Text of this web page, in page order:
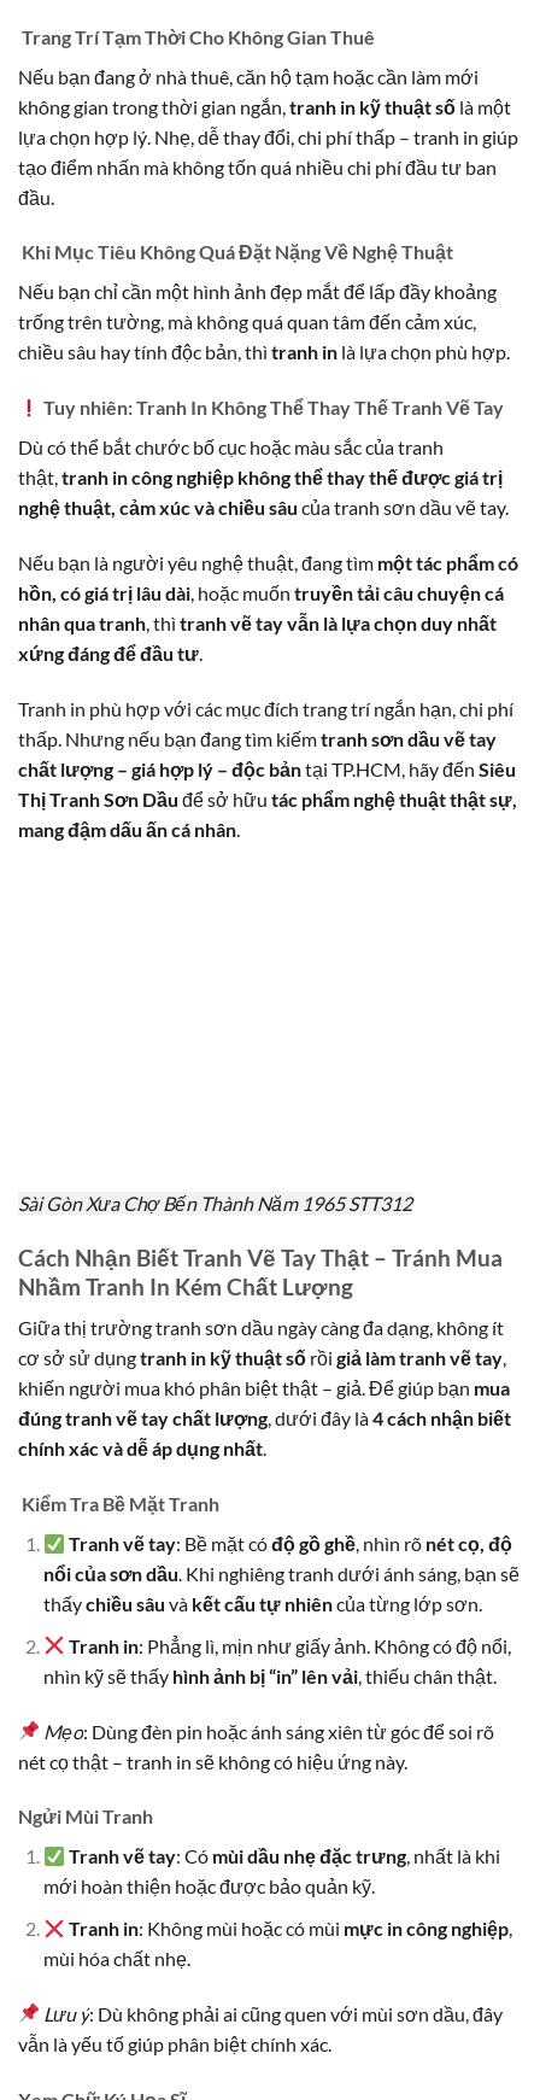
Trang Trí Tạm Thời Cho Không Gian Thuê
Nếu bạn đang ở nhà thuê, căn hộ tạm hoặc cần làm mới
không gian trong thời gian ngắn, tranh in kỹ thuật số là một
lựa chọn hợp lý. Nhẹ, dễ thay đổi, chi phí thấp – tranh in giúp
tạo điểm nhấn mà không tốn quá nhiều chi phí đầu tư ban
đầu.
Khi Mục Tiêu Không Quá Đặt Nặng Về Nghệ Thuật
Nếu bạn chỉ cần một hình ảnh đẹp mắt để lấp đầy khoảng
trống trên tường, mà không quá quan tâm đến cảm xúc,
chiều sâu hay tính độc bản, thì tranh in là lựa chọn phù hợp.
Tuy nhiên: Tranh In Không Thể Thay Thế Tranh Vẽ Tay
Dù có thể bắt chước bố cục hoặc màu sắc của tranh
thật,tranh in công nghiệp không thể thay thế được giá trị
nghệ thuật, cảm xúc và chiều sâu của tranh sơn dầu vẽ tay.
Nếu bạn là người yêu nghệ thuật, đang tìm một tác phẩm có
hồn, có giá trị lâu dài, hoặc muốn truyền tải câu chuyện cá
nhân qua tranh, thì tranh vẽ tay vẫn là lựa chọn duy nhất
xứng đáng để đầu tư.
Tranh in phù hợp với các mục đích trang trí ngắn hạn, chi phí
thấp. Nhưng nếu bạn đang tìm kiếmtranh sơn dầu vẽ tay
chất lượng – giá hợp lý – độc bảntại TP.HCM, hãy đến Siêu
Thị Tranh Sơn Dầu để sở hữu tác phẩm nghệ thuật thật sự,
mang đậm dấu ấn cá nhân.
Sài Gòn Xưa Chợ Bến Thành Năm 1965 STT312
Cách Nhận Biết Tranh Vẽ Tay Thật – Tránh Mua
Nhầm Tranh In Kém Chất Lượng
Giữa thị trường tranh sơn dầu ngày càng đa dạng, không ít
cơ sở sử dụngtranh in kỹ thuật số rồi giả làm tranh vẽ tay,
khiến người mua khó phân biệt thật – giả. Để giúp bạn mua
đúng tranh vẽ tay chất lượng, dưới đây là4 cách nhận biết
chính xác và dễ áp dụng nhất.
Kiểm Tra Bề Mặt Tranh
Tranh vẽ tay: Bề mặt cóđộ gồ ghề, nhìn rõ nét cọ, độ
nổi của sơn dầu. Khi nghiêng tranh dưới ánh sáng, bạn sẽ
thấychiều sâu và kết cấu tự nhiêncủa từng lớp sơn.
Tranh in: Phẳng lì, mịn như giấy ảnh. Không có độ nổi,
nhìn kỹ sẽ thấy hình ảnh bị “in” lên vải, thiếu chân thật.
Mẹo: Dùng đèn pin hoặc ánh sáng xiên từ góc để soi rõ
nét cọ thật – tranh in sẽ không có hiệu ứng này.
Ngửi Mùi Tranh
Tranh vẽ tay: Có mùi dầu nhẹ đặc trưng, nhất là khi
mới hoàn thiện hoặc được bảo quản kỹ.
Tranh in: Không mùi hoặc có mùi mực in công nghiệp,
mùi hóa chất nhẹ.
Lưu ý: Dù không phải ai cũng quen với mùi sơn dầu, đây
vẫn là yếu tố giúp phân biệt chính xác.